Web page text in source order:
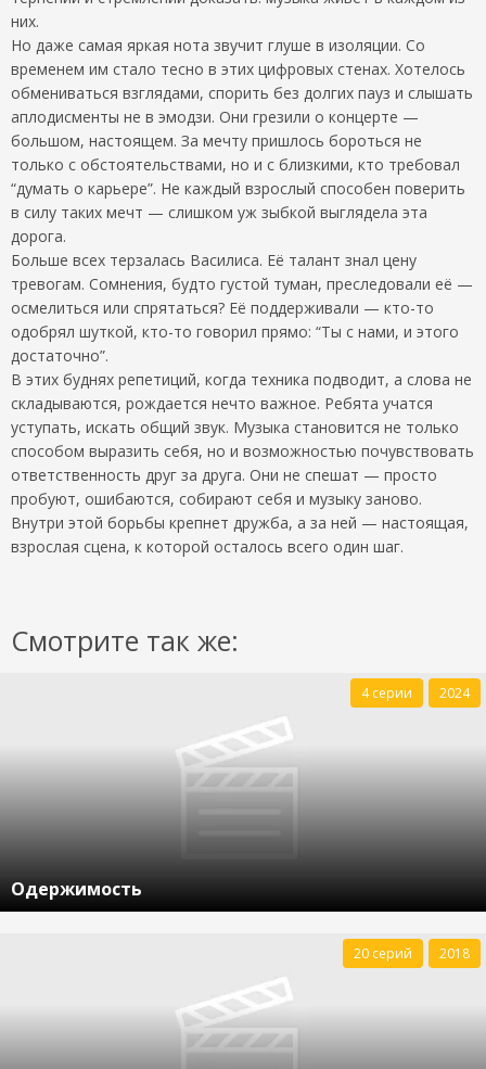
них.
Но даже самая яркая нота звучит глуше в изоляции. Со
временем им стало тесно в этих цифровых стенах. Хотелось
обмениваться взглядами, спорить без долгих пауз и слышать
аплодисменты не в эмодзи. Они грезили о концерте —
большом, настоящем. За мечту пришлось бороться не
только с обстоятельствами, но и с близкими, кто требовал
“думать о карьере”. Не каждый взрослый способен поверить
в силу таких мечт — слишком уж зыбкой выглядела эта
дорога.
Больше всех терзалась Василиса. Её талант знал цену
тревогам. Сомнения, будто густой туман, преследовали её —
осмелиться или спрятаться? Её поддерживали — кто-то
одобрял шуткой, кто-то говорил прямо: “Ты с нами, и этого
достаточно”.
В этих буднях репетиций, когда техника подводит, а слова не
складываются, рождается нечто важное. Ребята учатся
уступать, искать общий звук. Музыка становится не только
способом выразить себя, но и возможностью почувствовать
ответственность друг за друга. Они не спешат — просто
пробуют, ошибаются, собирают себя и музыку заново.
Внутри этой борьбы крепнет дружба, а за ней — настоящая,
взрослая сцена, к которой осталось всего один шаг.
Смотрите так же:
Одержимость
4 серии 2024
20 серий 2018